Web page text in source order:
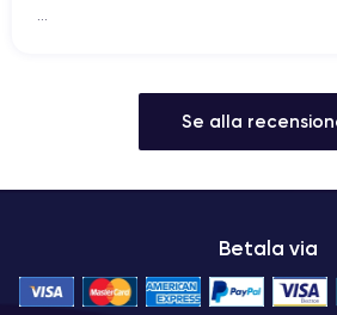
Se alla
Betala via